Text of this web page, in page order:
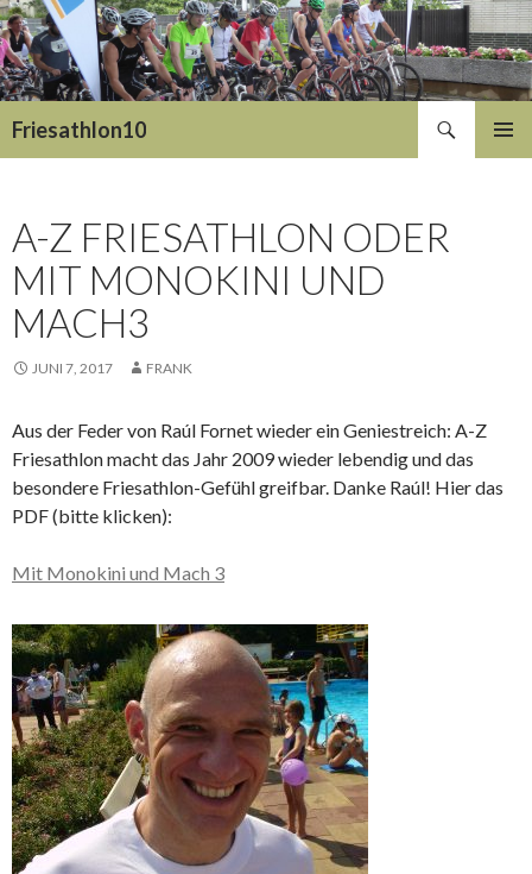
Friesathlon10
A-Z FRIESATHLON ODER
MIT MONOKINI UND
MACH3
JUNI 7, 2017 FRANK
Aus der Feder von Raúl Fornet wieder ein Geniestreich: A-Z
Friesathlon macht das Jahr 2009 wieder lebendig und das
besondere Friesathlon-Gefühl greifbar. Danke Raúl! Hier das
PDF (bitte klicken):
Mit Monokini und Mach 3